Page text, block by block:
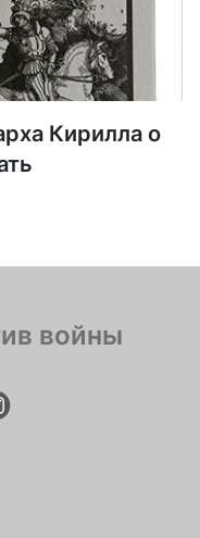
Кирилла о
войны